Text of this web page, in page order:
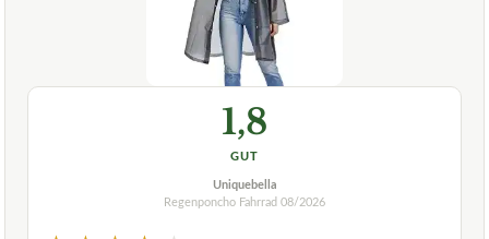
1,8
GUT
Uniquebella
Regenponcho Fahrrad 08/2026